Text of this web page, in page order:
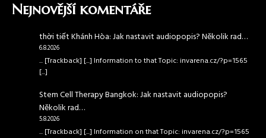
Nejnovější komentáře
thời tiết Khánh Hòa:Jak nastavit audiopopis? Několik rad…
6.8.2026
... [Trackback] [...] Information to that Topic: invarena.cz/?p=1565
[...]
Stem Cell Therapy Bangkok:Jak nastavit audiopopis?
Několik rad…
5.8.2026
... [Trackback] [...] Information on that Topic: invarena.cz/?p=1565